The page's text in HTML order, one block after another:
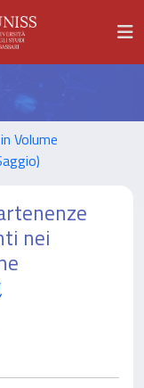
Volume
nei